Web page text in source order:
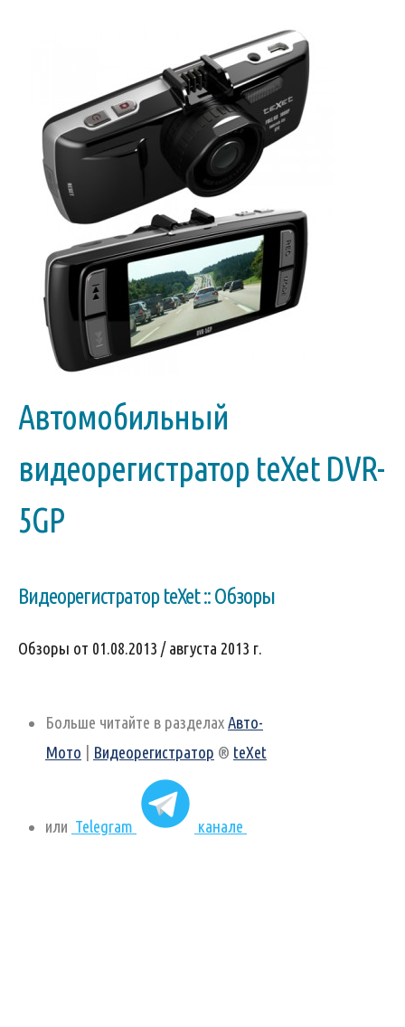
Автомобильный
видеорегистратор teXet DVR-
5GP
Видеорегистратор teXet :: Обзоры
Обзоры от 01.08.2013 / августа 2013 г.
Больше читайте в разделахАвто-
Мото
Видеорегистратор ® teXet
или Telegram канале